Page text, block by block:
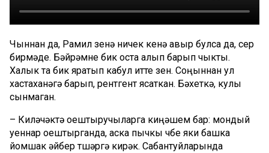
Чыннан да, Рамил үзенә ничек кенә авыр булса да, сер
бирмәде. Бәйрәмне бик оста алып барып чыкты.
Халык та бик яратып кабул итте үзен. Соңыннан ул
хастаханәгә барып, рентгент ясаткан. Бәхеткә, кулы
сынмаган.
– Киләчәктә оештыручыларга киңәшем бар: мондый
уеннар оештырганда, аска пычкы чүбе яки башка
йомшак әйбер түшәргә кирәк. Сабантуйларында